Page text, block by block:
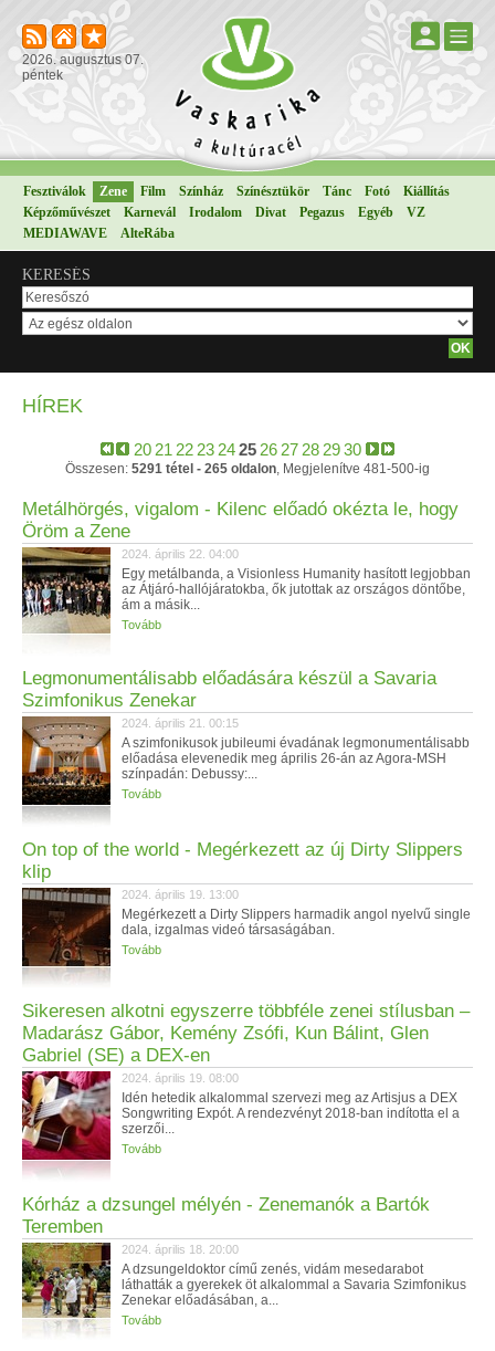
2026. augusztus 07.
péntek
Fesztiválok Zene Film Színház Színésztükör Tánc Fotó
Kiállítás
Képzőművészet
Karnevál Irodalom Divat Pegazus Egyéb
VZ
MEDIAWAVE
AlteRába
KERESÉS
HÍREK
20 21 22 23 2425 26 27 28 2930
Összesen: 5291 tétel - 265 oldalon, Megjelenítve 481-500-ig
Metálhörgés, vigalom - Kilenc előadó okézta le, hogy
Öröm a Zene
2024. április 22. 04:00
Egy metálbanda, a Visionless Humanity hasított legjobban
az Átjáró-hallójáratokba, ők jutottak az országos döntőbe,
ám a másik...
Tovább
Legmonumentálisabb előadására készül a Savaria
Szimfonikus Zenekar
2024. április 21. 00:15
A szimfonikusok jubileumi évadának legmonumentálisabb
előadása elevenedik meg április 26-án az Agora-MSH
színpadán: Debussy:...
Tovább
On top of the world - Megérkezett az új Dirty Slippers
klip
2024. április 19. 13:00
Megérkezett a Dirty Slippers harmadik angol nyelvű single
dala, izgalmas videó társaságában.
Tovább
Sikeresen alkotni egyszerre többféle zenei stílusban –
Madarász Gábor, Kemény Zsófi, Kun Bálint, Glen
Gabriel (SE) a DEX-en
2024. április 19. 08:00
Idén hetedik alkalommal szervezi meg az Artisjus a DEX
Songwriting Expót. A rendezvényt 2018-ban indította el a
szerzői...
Tovább
Kórház a dzsungel mélyén - Zenemanók a Bartók
Teremben
2024. április 18. 20:00
A dzsungeldoktor című zenés, vidám mesedarabot
láthatták a gyerekek öt alkalommal a Savaria Szimfonikus
Zenekar előadásában, a...
Tovább